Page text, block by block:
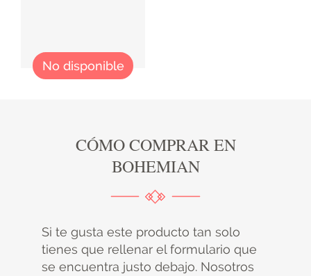
No disponible
CÓMO COMPRAR EN
BOHEMIAN
Si te gusta este producto tan solo
tienes que rellenar el formulario que
se encuentra justo debajo. Nosotros